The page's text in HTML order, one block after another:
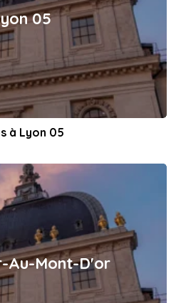
05
à Lyon 05
Au-Mont-D'or